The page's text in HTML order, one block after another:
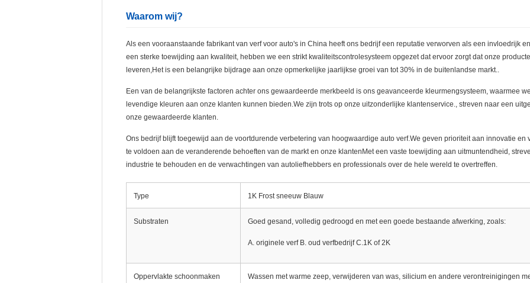
Waarom wij?
Als een vooraanstaande fabrikant van verf voor auto's in China heeft ons bedrijf een reputatie verworven als een invloedrijk
een sterke toewijding aan kwaliteit, hebben we een strikt kwaliteitscontrolesysteem opgezet dat ervoor zorgt dat onze
leveren,Het is een belangrijke bijdrage aan onze opmerkelijke jaarlijkse groei van tot 30% in de buitenlandse markt..
Een van de belangrijkste factoren achter ons gewaardeerde merkbeeld is ons geavanceerde kleurmengsysteem, waarmee
levendige kleuren aan onze klanten kunnen bieden.We zijn trots op onze uitzonderlijke klantenservice., streven naar een
onze gewaardeerde klanten.
Ons bedrijf blijft toegewijd aan de voortdurende verbetering van hoogwaardige auto verf.We geven prioriteit aan innovatie
te voldoen aan de veranderende behoeften van de markt en onze klantenMet een vaste toewijding aan uitmuntendheid,
industrie te behouden en de verwachtingen van autoliefhebbers en professionals over de hele wereld te overtreffen.
Type 1K Frost sneeuw Blauw
Substraten Goed gesand, volledig gedroogd en met een goede bestaande afwerking, zoals:
A. originele verf B. oud verfbedrijf C.1K of 2K
Oppervlakte schoonmaken Wassen met warme zeep, verwijderen van was, silicium en andere verontreinigingen